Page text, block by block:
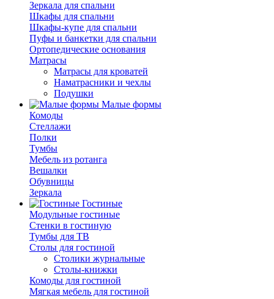
Зеркала для спальни
Шкафы для спальни
Шкафы-купе для спальни
Пуфы и банкетки для спальни
Ортопедические основания
Матрасы
Матрасы для кроватей
Наматрасники и чехлы
Подушки
Малые формы
Комоды
Стеллажи
Полки
Тумбы
Мебель из ротанга
Вешалки
Обувницы
Зеркала
Гостиные
Модульные гостиные
Стенки в гостиную
Тумбы для ТВ
Столы для гостиной
Столики журнальные
Столы-книжки
Комоды для гостиной
Мягкая мебель для гостиной